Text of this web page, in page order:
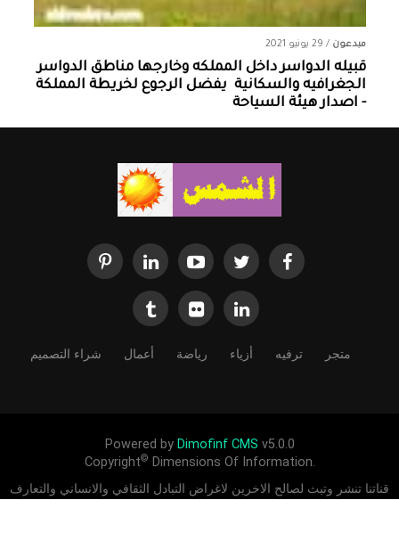
مبدعون / 29 يونيو 2021
قبيله الدواسر داخل المملكه وخارجها ‏مناطق الدواسر
الجغرافيه والسكانية ‏ يفضل الرجوع لخريطة المملكة
- اصدار هيئة السياحة
متجر ترفيه أزياء رياضة أعمال شراء التصميم
Powered by Dimofinf CMS v5.0.0
Copyright© Dimensions Of Information.
قناتنا تنشر وتبث لصالح الاخرين لاغراض التبادل الثقافي والانساني والتعارف